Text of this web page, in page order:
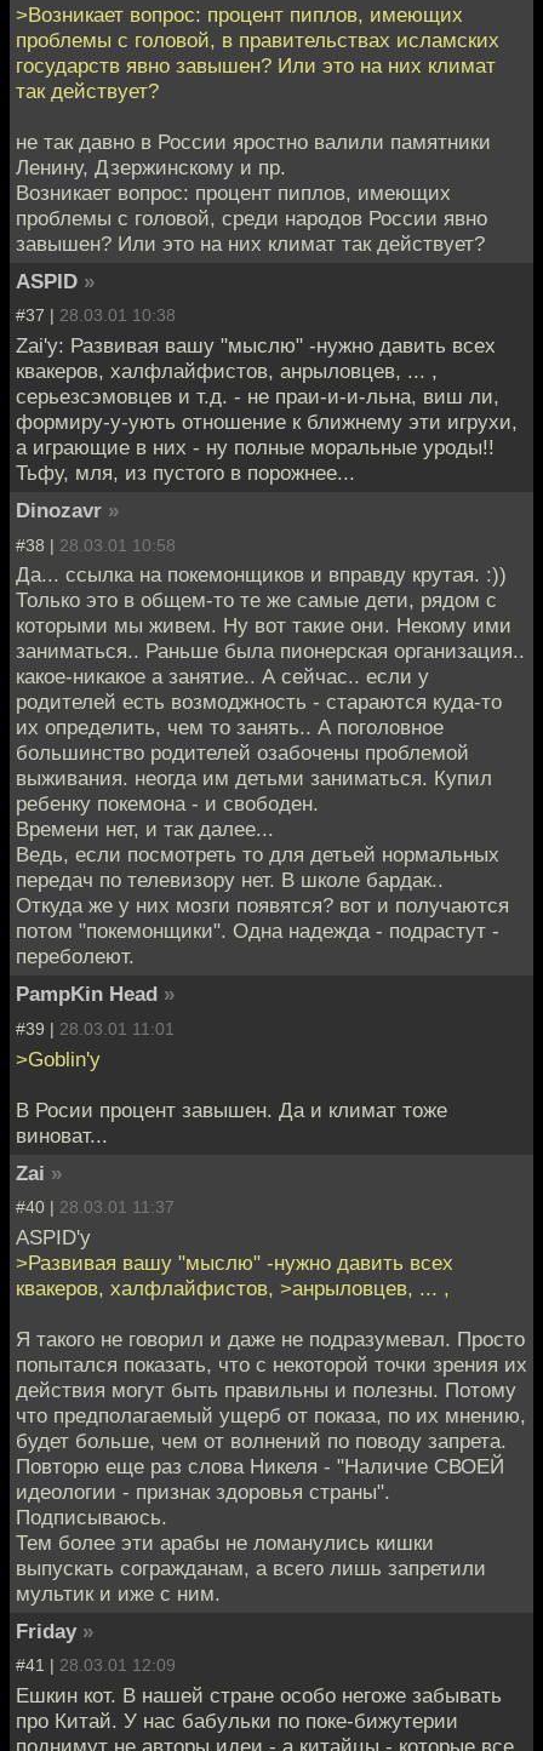
>Возникает вопрос: процент пиплов, имеющих
проблемы с головой, в правительствах исламских
государств явно завышен? Или это на них климат
так действует?
не так давно в России яростно валили памятники
Ленину, Дзержинскому и пр.
Возникает вопрос: процент пиплов, имеющих
проблемы с головой, среди народов России явно
завышен? Или это на них климат так действует?
ASPID »
#37 | 28.03.01 10:38
Zai'у: Развивая вашу "мыслю" -нужно давить всех
квакеров, халфлайфистов, анрыловцев, ... ,
серьезсэмовцев и т.д. - не праи-и-и-льна, виш ли,
формиру-у-ують отношение к ближнему эти игрухи,
а играющие в них - ну полные моральные уроды!!
Тьфу, мля, из пустого в порожнее...
Dinozavr »
#38 | 28.03.01 10:58
Да... ссылка на покемонщиков и вправду крутая. :))
Только это в общем-то те же самые дети, рядом с
которыми мы живем. Ну вот такие они. Некому ими
заниматься.. Раньше была пионерская организация..
какое-никакое а занятие.. А сейчас.. если у
родителей есть возмоджность - стараются куда-то
их определить, чем то занять.. А поголовное
большинство родителей озабочены проблемой
выживания. неогда им детьми заниматься. Купил
ребенку покемона - и свободен.
Времени нет, и так далее...
Ведь, если посмотреть то для детьей нормальных
передач по телевизору нет. В школе бардак..
Откуда же у них мозги появятся? вот и получаются
потом "покемонщики". Одна надежда - подрастут -
переболеют.
PampKin Head »
#39 | 28.03.01 11:01
>Goblin'у
В Росии процент завышен. Да и климат тоже
виноват...
Zai »
#40 | 28.03.01 11:37
ASPID'у
>Развивая вашу "мыслю" -нужно давить всех
квакеров, халфлайфистов, >анрыловцев, ... ,
Я такого не говорил и даже не подразумевал. Просто
попытался показать, что с некоторой точки зрения их
действия могут быть правильны и полезны. Потому
что предполагаемый ущерб от показа, по их мнению,
будет больше, чем от волнений по поводу запрета.
Повторю еще раз слова Никеля - "Наличие СВОЕЙ
идеологии - признак здоровья страны".
Подписываюсь.
Тем более эти арабы не ломанулись кишки
выпускать согражданам, а всего лишь запретили
мультик и иже с ним.
Friday »
#41 | 28.03.01 12:09
Ешкин кот. В нашей стране особо негоже забывать
про Китай. У нас бабульки по поке-бижутерии
поднимут не авторы идеи - а китайцы - которые все